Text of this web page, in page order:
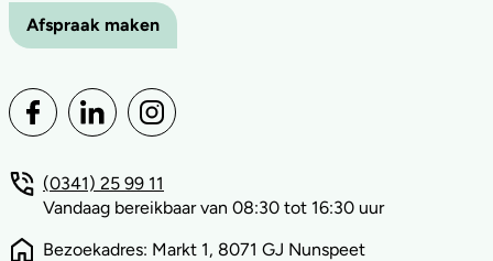
Afspraak maken
(0341) 25 99 11
Vandaag bereikbaar van 08:30 tot 16:30 uur
Bezoekadres: Markt 1, 8071 GJ Nunspeet